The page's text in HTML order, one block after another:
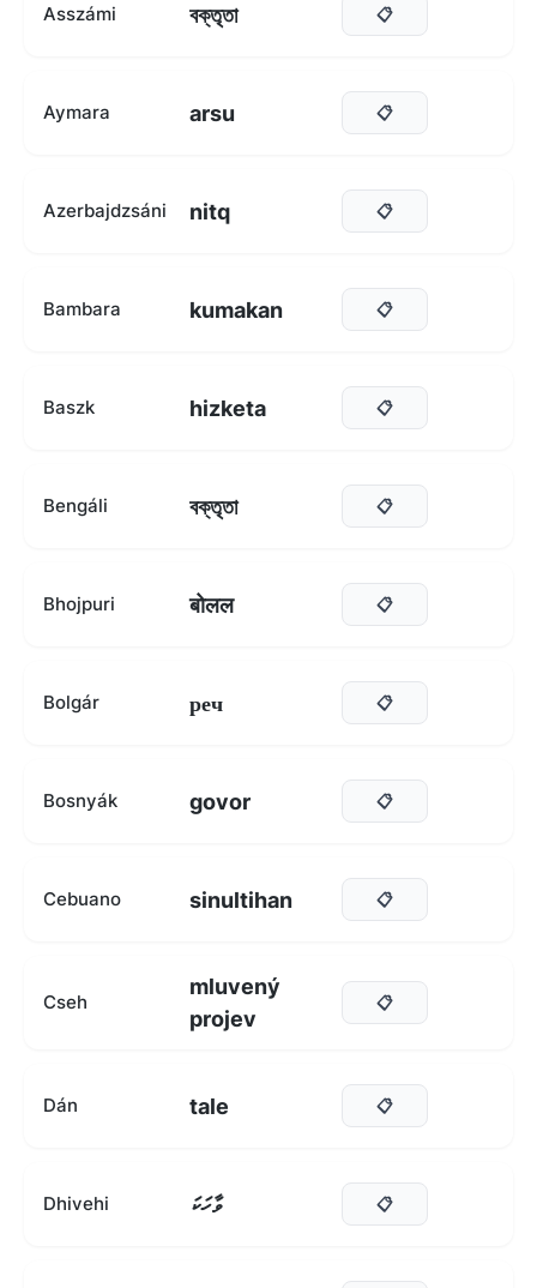
Asszámi বক্তৃতা 📋
Aymara arsu 📋
Azerbajdzsáni nitq 📋
Bambara kumakan 📋
Baszk hizketa 📋
Bengáli বক্তৃতা 📋
Bhojpuri बोलल 📋
Bolgár реч 📋
Bosnyák govor 📋
Cebuano sinultihan 📋
Cseh
mluvený
projev
📋
Dán tale 📋
Dhivehi ވާހަކަ 📋